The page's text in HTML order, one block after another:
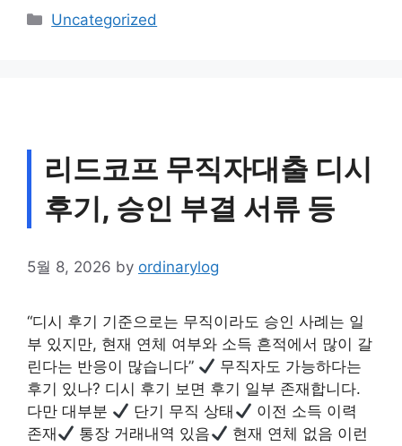
Categories
Uncategorized
리드코프 무직자대출 디시
후기, 승인 부결 서류 등
5월 8, 2026 by ordinarylog
“디시 후기 기준으로는 무직이라도 승인 사례는 일
부 있지만, 현재 연체 여부와 소득 흔적에서 많이 갈
린다는 반응이 많습니다”
무직자도 가능하다는
후기 있나? 디시 후기 보면 후기 일부 존재합니다.
다만 대부분
단기 무직 상태
이전 소득 이력
존재
통장 거래내역 있음
현재 연체 없음 이런